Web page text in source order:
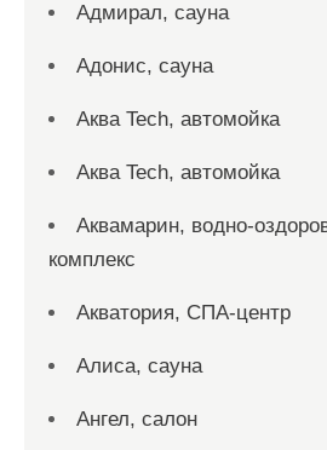
Адмирал, сауна
Адонис, сауна
Аква Tech, автомойка
Аква Tech, автомойка
Аквамарин, водно-
комплекс
Акватория, СПА-центр
Алиса, сауна
Ангел, салон